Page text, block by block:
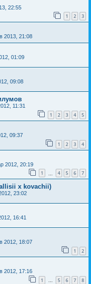
22:55
1 2 3
2013, 21:08
01:09
09:08
11:31
1 2 3 4 5
09:37
1 2 3 4
2012, 20:19
1 4 5 6 7
x kovachii)
23:02
16:41
2012, 18:07
1 2
2012, 17:16
1 … 5 6 7 8